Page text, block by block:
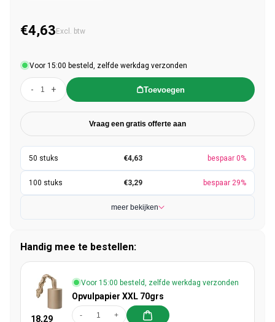
Normale prijs
€4,63 Excl. btw
Voor 15:00 besteld, zelfde werkdag verzonden
- + Toevoegen
Vraag een gratis offerte aan
€4,63 bespaar 0%
€3,29 bespaar 29%
meer bekijken
Handig mee te bestellen:
18,29
Voor 15:00 besteld, zelfde werkdag verzonden
Opvulpapier XXL 70grs
- +